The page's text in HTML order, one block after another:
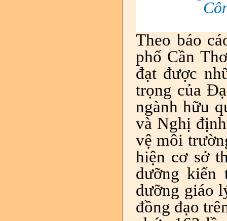
Theo báo
phố Cần
đạt được
trọng của
ngành hữu
và Nghị
vệ môi
hiện cơ sở
dưỡng kiến
dưỡng giáo
đồng đạo